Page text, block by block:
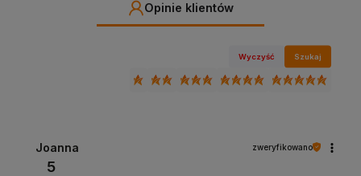
Opinie klientów
Wyczyść Szukaj
Joanna zweryfikowano
5